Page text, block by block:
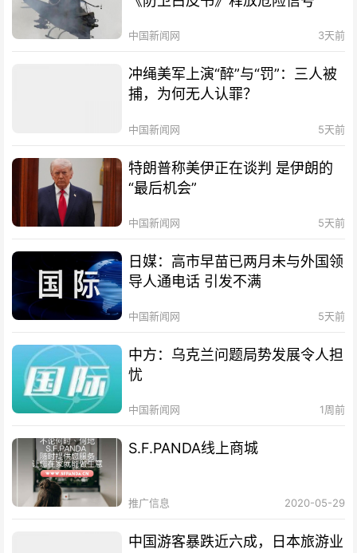
中国新闻网 3天前
冲绳美军上演“醉”与“罚”：三人被
捕，为何无人认罪？
中国新闻网 5天前
特朗普称美伊正在谈判 是伊朗的
“最后机会”
中国新闻网 5天前
日媒：高市早苗已两月未与外国领
导人通电话 引发不满
中国新闻网 5天前
中方：乌克兰问题局势发展令人担
忧
中国新闻网 1周前
S.F.PANDA线上商城
推广信息 2020-05-29
中国游客暴跌近六成，日本旅游业